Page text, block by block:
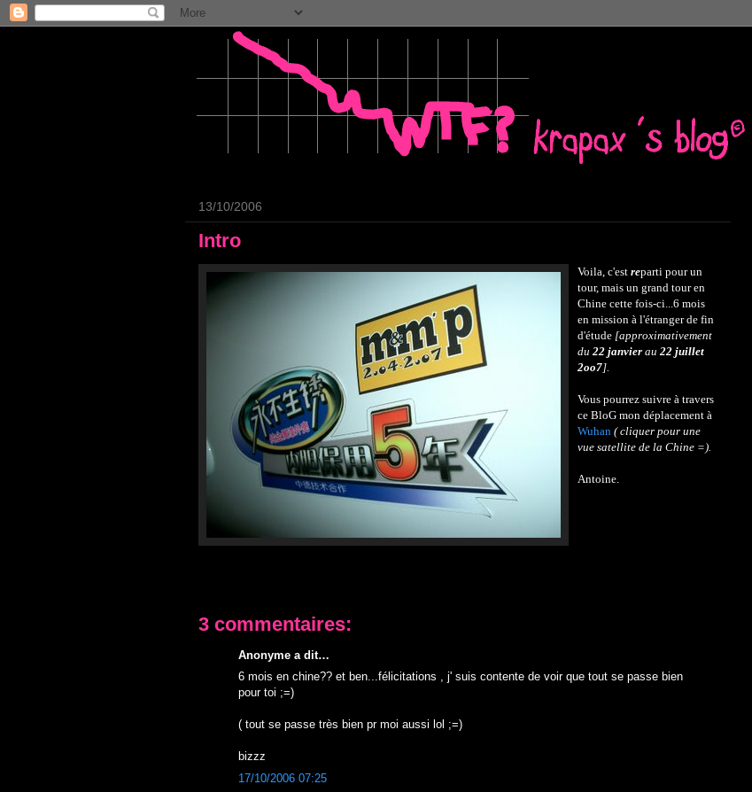
13/10/2006
Intro
Voila, c'est reparti pour un
tour, mais un grand tour en
Chine cette fois-ci...6 mois
en mission à l'étranger de fin
d'étude [approximativement
du 22 janvier au 22 juillet
2oo7].
Vous pourrez suivre à travers
ce BloG mon déplacement à
Wuhan ( cliquer pour une
vue satellite de la Chine =).
Antoine.
3 commentaires:
Anonyme a dit…
6 mois en chine?? et ben...félicitations , j' suis contente de voir que tout se passe bien
pour toi ;=)
( tout se passe très bien pr moi aussi lol ;=)
bizzz
17/10/2006 07:25